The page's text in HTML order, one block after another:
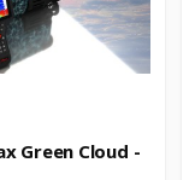
Green Cloud -